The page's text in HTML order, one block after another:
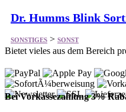
Dr. Humms Blink
SONSTIGES > SONST
Bietet vieles aus dem Bereich
Bei Vorkassezahlung 3%